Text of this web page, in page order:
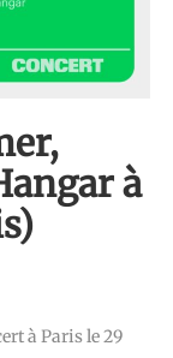
à
à Paris le 29